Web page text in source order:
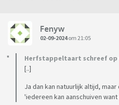
Fenyw
02-09-2024om 21:05
Herfstappeltaart schreef op
[..]
Ja dan kan natuurlijk altijd,
'iedereen kan aanschuiven